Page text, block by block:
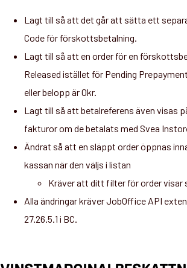
Lagt till så att det går att sätta ett
Code för förskottsbetalning.
Lagt till så att en order för en
Released istället för Pending
eller belopp är 0kr.
Lagt till så att betalreferens även visas
fakturor om de betalats med Svea
Ändrat så att en släppt order öppnas
kassan när den väljs i listan
Kräver att ditt filter för order visar
Alla ändringar kräver JobOffice API
27.26.5.1 i BC.